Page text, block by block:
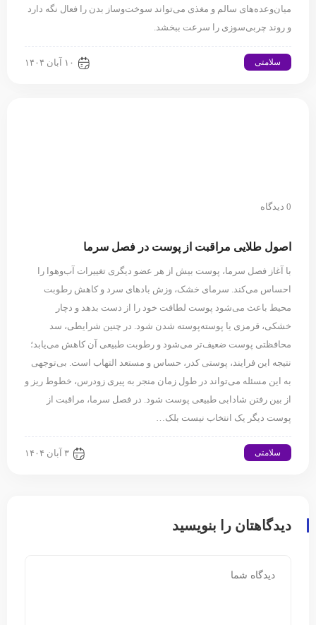
میان‌وعده‌های سالم و مغذی می‌تواند سوخت‌وساز بدن را فعال نگه دارد
و روند چربی‌سوزی را سرعت ببخشد.
سلامتی ۱۰ آبان ۱۴۰۴
0 دیدگاه
اصول طلایی مراقبت از پوست در فصل سرما
با آغاز فصل سرما، پوست بیش از هر عضو دیگری تغییرات آب‌وهوا را
احساس می‌کند. سرمای خشک، وزش بادهای سرد و کاهش رطوبت
محیط باعث می‌شود پوست لطافت خود را از دست بدهد و دچار
خشکی، قرمزی یا پوسته‌پوسته شدن شود. در چنین شرایطی، سد
محافظتی پوست ضعیف‌تر می‌شود و رطوبت طبیعی آن کاهش می‌یابد؛
نتیجه این فرایند، پوستی کدر، حساس و مستعد التهاب است. بی‌توجهی
به این مسئله می‌تواند در طول زمان منجر به پیری زودرس، خطوط ریز و
از بین رفتن شادابی طبیعی پوست شود. در فصل سرما، مراقبت از
پوست دیگر یک انتخاب نیست بلک…
سلامتی ۳ آبان ۱۴۰۴
دیدگاهتان را بنویسید